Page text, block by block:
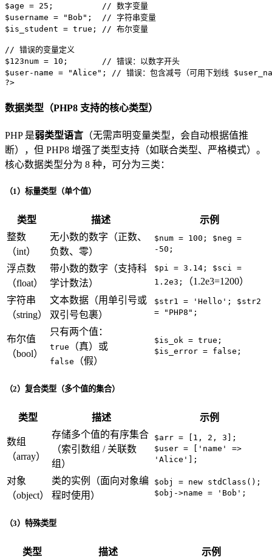
$age = 25 ;
// 数字变量
$username = "Bob" ;
// 字符串变量
$is_student = true ; // 布尔变量
// 错误的变量定义
$123num = 10 ;
// 错误：以数字开头
$user-name = "Alice" ;
// 错误：包含减号（可用下划线
?>
数据类型（PHP8 支持的核心类型）
PHP 是弱类型语言 （无需声明变量类型，会自动根据值推
断），但 PHP8 增强了类型支持（如联合类型、严格模式）。
核心数据类型分为 8 种，可分为三类：
（1）标量类型（单个值）
类型 描述
示例
整数
（int）
无小数的数字（正数、
负数、零）
$num = 100; $neg =
-50;
浮点数
（float）
带小数的数字（支持科
学计数法）
$pi = 3.14; $sci =
1.2e3;
（1.2e3=1200）
字符串
（string）
文本数据（用单引号或
双引号包裹）
$str1 = 'Hello'; $str2
= "PHP8";
布尔值
（bool）
只有两个值：
true （真）或
false （假）
$is_ok = true;
$is_error = false;
（2）复合类型（多个值的集合）
类型 描述 示例
数组
（array）
存储多个值的有序集合
（索引数组 / 关联数
组）
$arr = [1, 2, 3];
$user = ['name' =>
'Alice'];
对象
（object）
类的实例（面向对象编
程时使用）
$obj = new stdClass();
$obj->name = 'Bob';
（3）特殊类型
类型 描述 示例